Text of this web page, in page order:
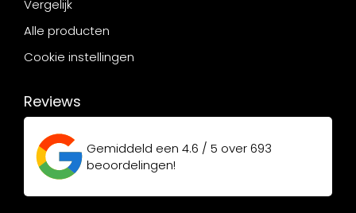
Vergelijk
Alle producten
Cookie instellingen
Reviews
Gemiddeld een 4.6 / 5 over693
beoordelingen!